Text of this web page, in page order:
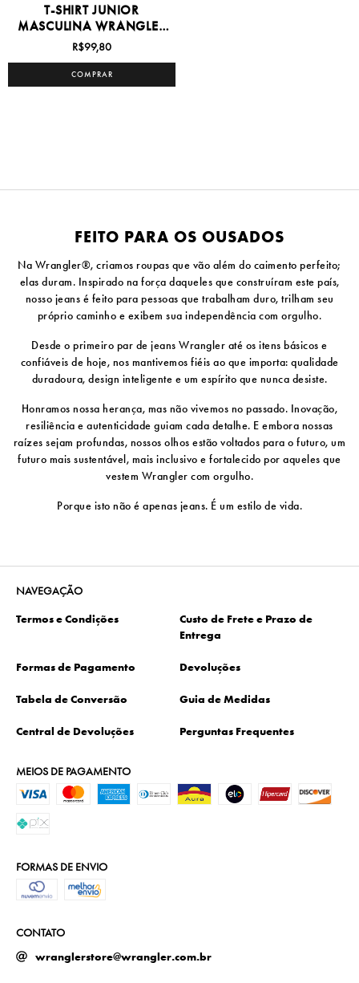
T-SHIRT JUNIOR
MASCULINA WRANGLER
8/16 -...
R$99,80
COMPRAR
FEITO PARA OS OUSADOS
Na Wrangler®, criamos roupas que vão além do caimento perfeito;
elas duram. Inspirado na força daqueles que construíram este país,
nosso jeans é feito para pessoas que trabalham duro, trilham seu
próprio caminho e exibem sua independência com orgulho.
Desde o primeiro par de jeans Wrangler até os itens básicos e
confiáveis ​​de hoje, nos mantivemos fiéis ao que importa: qualidade
duradoura, design inteligente e um espírito que nunca desiste.
Honramos nossa herança, mas não vivemos no passado. Inovação,
resiliência e autenticidade guiam cada detalhe. E embora nossas
raízes sejam profundas, nossos olhos estão voltados para o futuro, um
futuro mais sustentável, mais inclusivo e fortalecido por aqueles que
vestem Wrangler com orgulho.
Porque isto não é apenas jeans. É um estilo de vida.
NAVEGAÇÃO
Termos e Condições
Custo de Frete e Prazo de
Entrega
Formas de Pagamento Devoluções
Tabela de Conversão Guia de Medidas
Central de Devoluções Perguntas Frequentes
MEIOS DE PAGAMENTO
FORMAS DE ENVIO
CONTATO
wranglerstore@wrangler.com.br